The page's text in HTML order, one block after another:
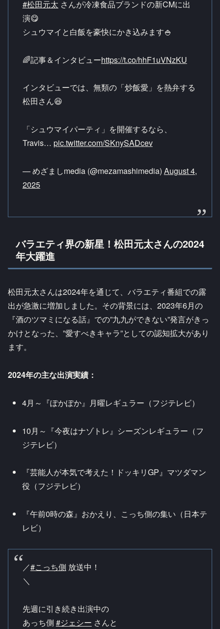
#松田元太 さんが冷凍食品ブランドの新CMに出
演😋
シュウマイと白飯を豪快にかき込みます🍚
🌈記事＆インタビューhttps://t.co/hhF1uVNzKU
インタビューでは、無類の「炒飯愛」を熱弁する
松田さん😆
「シュウマイパーティ」を開催するなら、
Travis… pic.twitter.com/SKnySADcev
— めざましmedia (@mezamashimedia) August 4,
2025
バラエティ界の新星！松田元太さんの2024
年大躍進
松田元太さんは2024年を通じて、バラエティ番組での露
出が急激に増加しました。その背景には、2023年6月の
『酒のツマミになる話』での”九九ができない”発言がきっ
かけとなった、”愛すべきキャラ”としての認知拡大があり
ます。
2024年の主な出演実績：
4月～『ぽかぽか』月曜レギュラー（フジテレビ）
10月～『今夜はナゾトレ』シーズンレギュラー（フ
ジテレビ）
『芸能人が本気で考えた！ドッキリGP』マツダマン
役（フジテレビ）
『午前0時の森』おかえり、こっち側の集い（日本テ
レビ）
／#こっち側 放送中！
＼
先週に引き続き出演中の
あっち側 #ジェシー さんと